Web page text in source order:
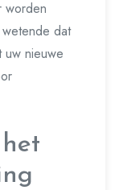
worden
dat
nieuwe